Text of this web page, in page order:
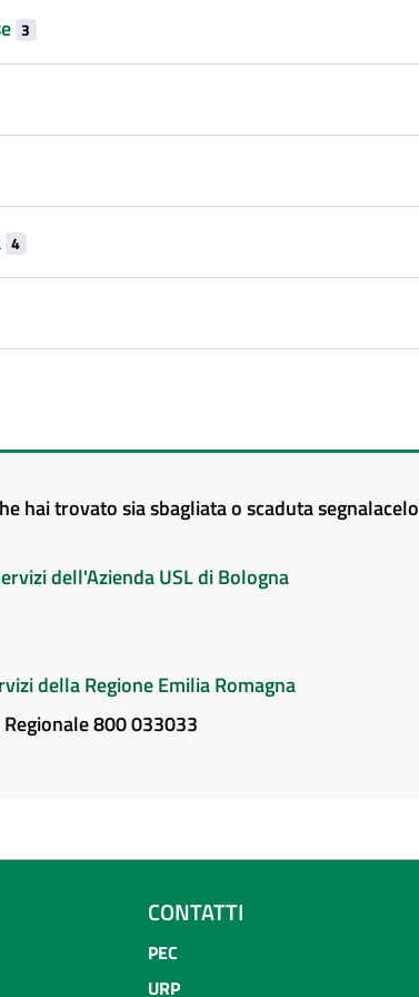
3
4
hai trovato sia sbagliata o scaduta segnalacelo
dell'Azienda USL di Bologna
della Regione Emilia Romagna
800 033033
CONTATTI
PEC
URP